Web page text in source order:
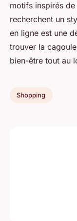
motifs inspirés
recherchent un
en ligne est une
trouver la
bien-être tout au
Shopping